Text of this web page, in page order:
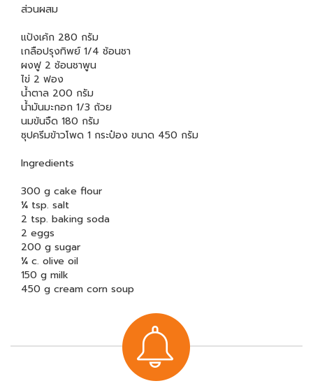
ส่วนผสม
แป้งเค้ก 280 กรัม
เกลือปรุงทิพย์ 1/4 ช้อนชา
ผงฟู 2 ช้อนชาพูน
ไข่ 2 ฟอง
น้ำตาล 200 กรัม
น้ำมันมะกอก 1/3 ถ้วย
นมข้นจืด 180 กรัม
ซุปครีมข้าวโพด 1 กระป๋อง ขนาด 450 กรัม
Ingredients
300 g cake flour
¼ tsp. salt
2 tsp. baking soda
2 eggs
200 g sugar
¼ c. olive oil
150 g milk
450 g cream corn soup